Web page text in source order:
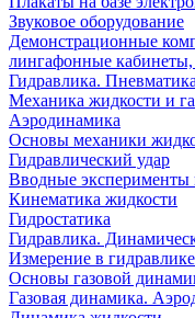
Звуковое оборудование
Демонстрационные
лингафонные
Гидравлика.
Механика жидкости и
Аэродинамика
Основы механики
Гидравлический удар
Вводные эксперименты
Кинематика жидкости
Гидростатика
Гидравлика.
Измерение в
Основы газовой
Газовая динамика.